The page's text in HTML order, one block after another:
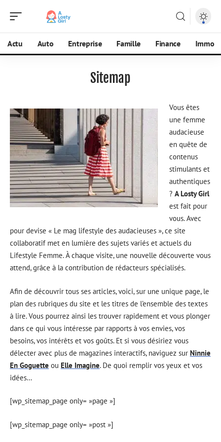
Actu Auto Entreprise Famille Finance Immo
Sitemap
Vous êtes
une femme
audacieuse
en quête de
contenus
stimulants et
authentiques
? A Losty Girl
est fait pour
vous. Avec
pour devise « Le mag lifestyle des audacieuses », ce site
collaboratif met en lumière des sujets variés et actuels du
Lifestyle Femme. À chaque visite, une nouvelle découverte vous
attend, grâce à la contribution de rédacteurs spécialisés.
Afin de découvrir tous ses articles, voici, sur une unique page, le
plan des rubriques du site et les titres de l’ensemble des textes
à lire. Vous pourrez ainsi les trouver rapidement et vous plonger
dans ce qui vous intéresse par rapports à vos envies, vos
besoins, vos intérêts et vos goûts. Et si vous désiriez vous
délecter avec plus de magazines interactifs, naviguez sur Ninnie
En Goguette ou Elle Imagine. De quoi remplir vos yeux et vos
idées…
[wp_sitemap_page only= »page »]
[wp_sitemap_page only= »post »]